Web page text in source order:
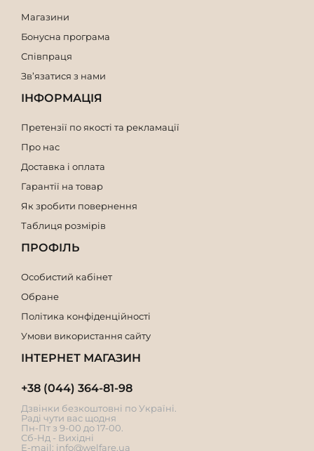
Магазини
Бонусна програма
Співпраця
Зв’язатися з нами
ІНФОРМАЦІЯ
Претензії по якості та рекламації
Про нас
Доставка і оплата
Гарантії на товар
Як зробити повернення
Таблиця розмірів
ПРОФІЛЬ
Особистий кабінет
Обране
Політика конфіденційності
Умови використання сайту
ІНТЕРНЕТ МАГАЗИН
+38 (044) 364-81-98
Дзвінки безкоштовні по Україні.
Раді чути вас щодня
Пн-Пт з 9-00 до 17-00.
Сб-Нд - Вихідні
E-mail: info@welfare.ua